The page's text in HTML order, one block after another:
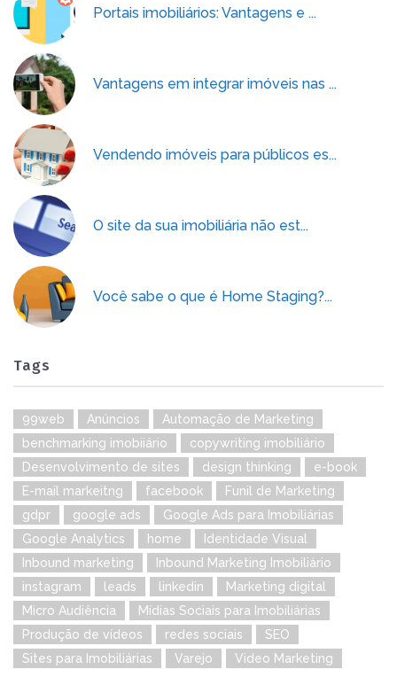
Portais imobiliários: Vantagens e ...
Vantagens em integrar imóveis nas ...
Vendendo imóveis para públicos es...
O site da sua imobiliária não est...
Você sabe o que é Home Staging?...
Tags
99web Anúncios
Automação de Marketing
benchmarking imobiiário
copywriting imobiliário
Desenvolvimento de sites
design thinking
e-book
E-mail markeitng
facebook
Funil de Marketing
gdpr
google ads
Google Ads para Imobiliárias
Google Analytics
home
Identidade Visual
Inbound marketing
Inbound Marketing Imobiliário
instagram
leads linkedin
Marketing digital
Micro Audiência
Mídias Sociais para Imobiliárias
Produção de vídeos
redes sociais
SEO
Sites para Imobiliárias
Varejo Video Marketing